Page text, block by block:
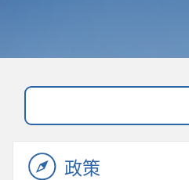
政策